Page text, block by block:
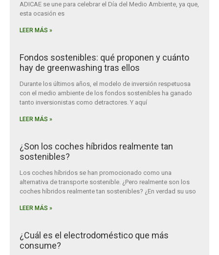
ADICAE se une para celebrar el Día del Medio Ambiente, ya que,
esta ocasión es
LEER MÁS »
Fondos sostenibles: qué proponen y cuánto
hay de greenwashing tras ellos
Durante los últimos años, el modelo de inversión respetuosa
con el medio ambiente de los fondos sostenibles ha ganado
tanto inversionistas como detractores. Y aquí
LEER MÁS »
¿Son los coches híbridos realmente tan
sostenibles?
Los coches híbridos se han promocionado como una
alternativa de transporte sostenible. ¿Pero realmente son los
coches híbridos realmente tan sostenibles? ¿En verdad su uso
LEER MÁS »
¿Cuál es el electrodoméstico que más
consume?